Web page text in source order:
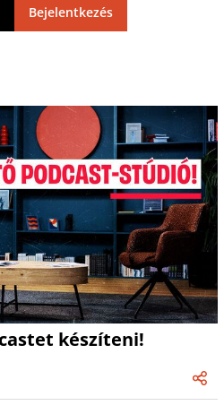
Bejelentkezés
készíteni!